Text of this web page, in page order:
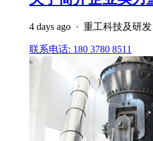
4 days ago · 重工科技及研
联系电话: 180 3780 8511